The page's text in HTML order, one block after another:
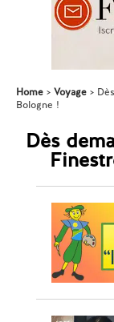
Home Voyage
Bologne !
Dès